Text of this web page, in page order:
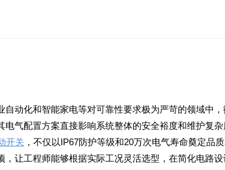
电气配置方案直接影响系统整体的安全裕度和维护复
开关